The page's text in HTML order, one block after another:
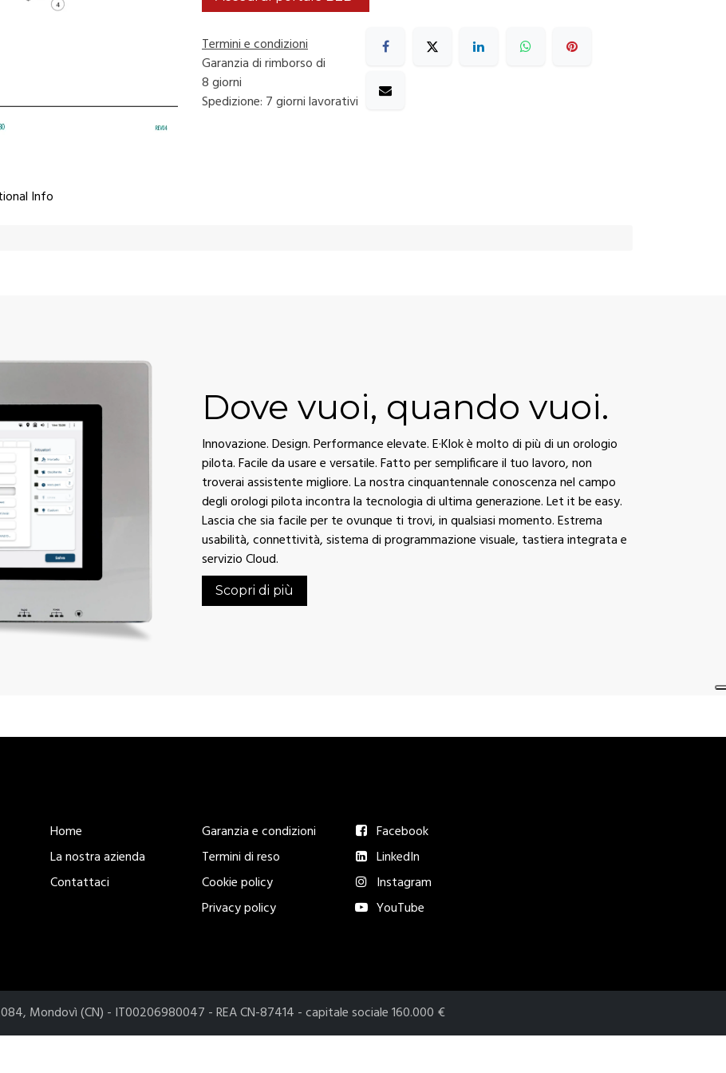
Termini e condizioni
Garanzia di rimborso di
8 giorni
Spedizione: 7 giorni lavorativi
Info
Dove vuoi, quando vuoi.
Innovazione. Design. Performance elevate. E·Klok è molto di più di un orologio
pilota. Facile da usare e versatile. Fatto per semplificare il tuo lavoro, non
troverai assistente migliore. La nostra cinquantennale conoscenza nel campo
degli orologi pilota incontra la tecnologia di ultima generazione. Let it be easy.
Lascia che sia facile per te ovunque ti trovi, in qualsiasi momento. Estrema
usabilità, connettività, sistema di programmazione visuale, tastiera integrata e
servizio Cloud.
Scopri di più
Home
La nostra azienda
Contattaci
Garanzia e condizioni
Termini di reso
Cookie policy
Privacy policy
Facebook
LinkedIn
Instagram
YouTube
Mondovì (CN) - IT00206980047 - REA CN-87414 - capitale sociale 160.000 €